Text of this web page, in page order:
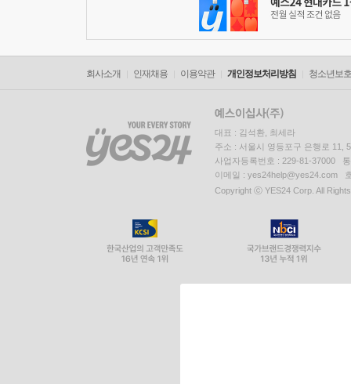
회사소개 인재채용 이용약관 개인정보처리방침 청소년보
대표 : 김석환, 최세라
주소 : 서울시 영등포구 은행로 11,
사업자등록번호 : 229-81-37000
이메일 : yes24help@yes24.com
Copyright ⓒ YES24 Corp. All